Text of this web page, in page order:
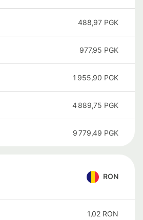
488,97 PGK
977,95 PGK
1 955,90 PGK
4 889,75 PGK
9 779,49 PGK
RON
1,02 RON